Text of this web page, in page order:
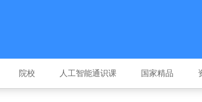
院校 人工智能通识课 国家精品